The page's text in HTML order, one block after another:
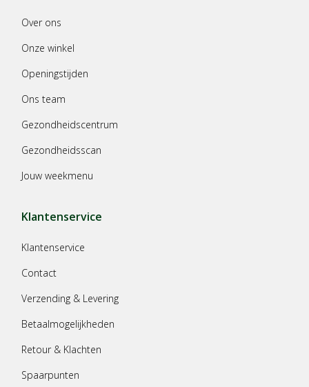
Over ons
Onze winkel
Openingstijden
Ons team
Gezondheidscentrum
Gezondheidsscan
Jouw weekmenu
Klantenservice
Klantenservice
Contact
Verzending & Levering
Betaalmogelijkheden
Retour & Klachten
Spaarpunten